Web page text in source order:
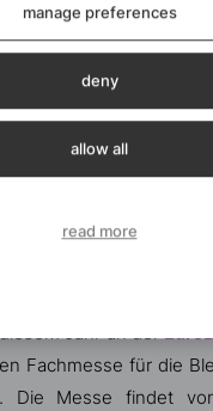
Jahr an der
Fachmesse für die
Die Messe findet
manage preferences
deny
allow all
read more